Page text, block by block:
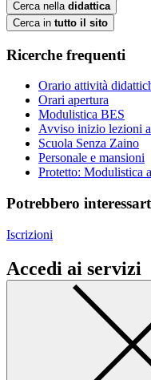
Cerca nella didattica
Cerca in tutto il sito
Ricerche frequenti
Orario attività
Orari apertura
Modulistica BES
Avviso inizio lezioni
Scuola Senza Zaino
Personale e mansioni
Protetto: Modulistica
Potrebbero
Iscrizioni
Accedi ai servizi